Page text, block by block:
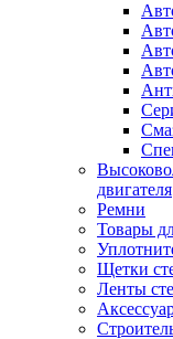
двигателя
Ремни
Товары
Щетки
Ленты